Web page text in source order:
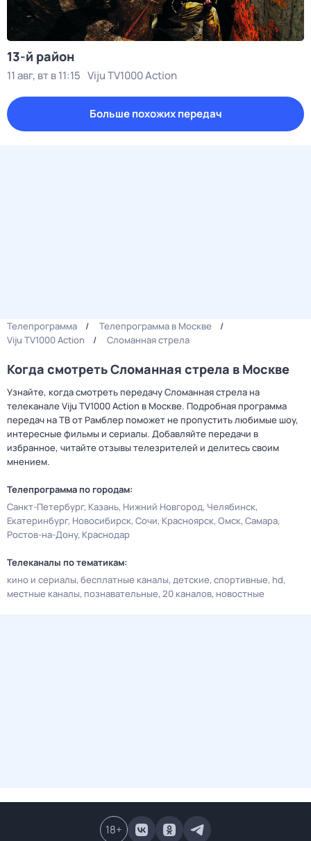
13-й район
11 авг, вт в 11:15 Viju TV1000 Action
Больше похожих передач
Телепрограмма
Телепрограмма в Москве
Viju TV1000 Action
Сломанная стрела
Когда смотреть Сломанная стрела в Москве
Узнайте, когда смотреть передачу Сломанная стрела на
телеканале Viju TV1000 Action в Москве. Подробная программа
передач на ТВ от Рамблер поможет не пропустить любимые шоу,
интересные фильмы и сериалы. Добавляйте передачи в
избранное, читайте отзывы телезрителей и делитесь своим
мнением.
Телепрограмма по городам:
Санкт-Петербург Казань Нижний Новгород Челябинск
Екатеринбург Новосибирск Сочи Красноярск Омск Самара
Ростов-на-Дону Краснодар
Телеканалы по тематикам:
кино и сериалы бесплатные каналы детские спортивные hd
местные каналы познавательные 20 каналов новостные
18+